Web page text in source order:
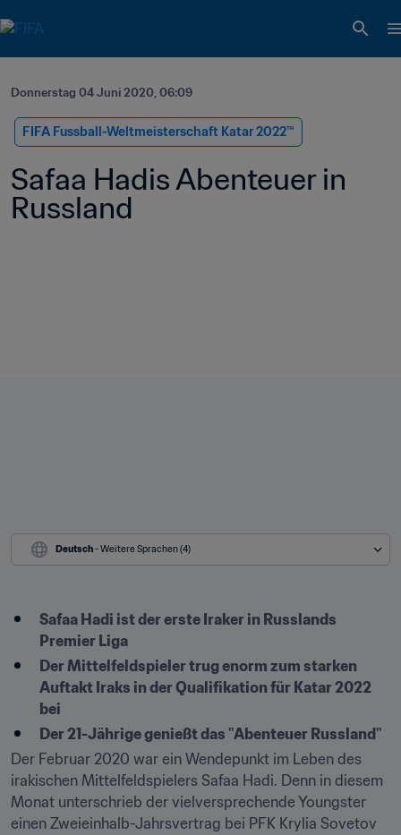
Donnerstag 04 Juni 2020, 06:09
FIFA Fussball-Weltmeisterschaft Katar 2022™
Safaa Hadis Abenteuer in
Russland
Deutsch - Weitere Sprachen (4)
Safaa Hadi ist der erste Iraker in Russlands
Premier Liga
Der Mittelfeldspieler trug enorm zum starken
Auftakt Iraks in der Qualifikation für Katar 2022
bei
Der 21-Jährige genießt das "Abenteuer Russland"
Der Februar 2020 war ein Wendepunkt im Leben des
irakischen Mittelfeldspielers Safaa Hadi. Denn in diesem
Monat unterschrieb der vielversprechende Youngster
einen Zweieinhalb-Jahrsvertrag bei PFK Krylia Sovetov